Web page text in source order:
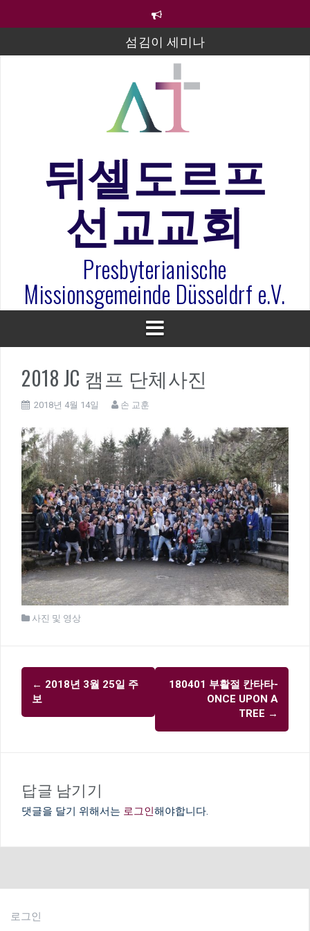
섬김이 세미나
김태희 자매 졸업연주
2023년 어린이 주일 유초등부 발표
라합3 나라 봉헌송
은퇴사-우선화 권사
20260322 주안에 가만히 머물기(요한복음 15:1-17) 손
훈목사
뒤셀도르프
선교교회
Presbyterianische
Missionsgemeinde Düsseldrf e.V.
2018 JC 캠프 단체사진
2018년 4월 14일 손 교훈
사진 및 영상
글
내
비
션
← 2018년 3월 25일 주
보
180401 부활절 칸타타-
ONCE UPON A
TREE →
답글 남기기
댓글을 달기 위해서는 로그인해야합니다.
로그인